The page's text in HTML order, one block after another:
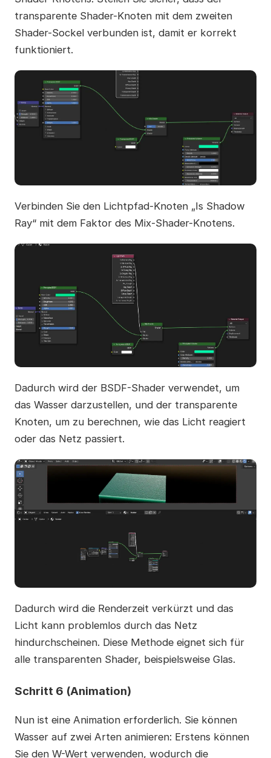
transparente Shader-Knoten mit dem zweiten
Shader-Sockel verbunden ist, damit er korrekt
funktioniert.
Verbinden Sie den Lichtpfad-Knoten „Is Shadow
Ray“ mit dem Faktor des Mix-Shader-Knotens.
Dadurch wird der BSDF-Shader verwendet, um
das Wasser darzustellen, und der transparente
Knoten, um zu berechnen, wie das Licht reagiert
oder das Netz passiert.
Dadurch wird die Renderzeit verkürzt und das
Licht kann problemlos durch das Netz
hindurchscheinen. Diese Methode eignet sich für
alle transparenten Shader, beispielsweise Glas.
Schritt 6 (Animation)
Nun ist eine Animation erforderlich. Sie können
Wasser auf zwei Arten animieren: Erstens können
Sie den W-Wert verwenden, wodurch die